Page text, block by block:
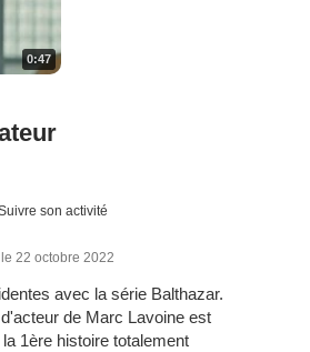
0:47
son activité
22 octobre 2022
avec la série Balthazar.
de Marc Lavoine est
1ère histoire totalement